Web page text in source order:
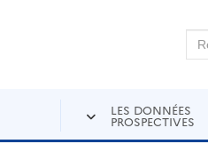
LES DONNÉES
PROSPECTIVES